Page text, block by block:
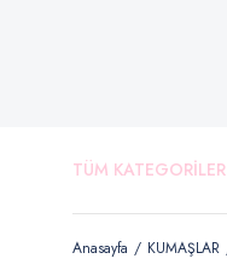
TÜM KATEGORİLER
Anasayfa KUMAŞLAR